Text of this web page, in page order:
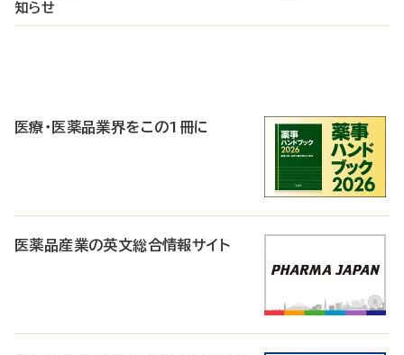
知らせ
医療・医薬品業界をこの1冊に
医薬品産業の英文総合情報サイト